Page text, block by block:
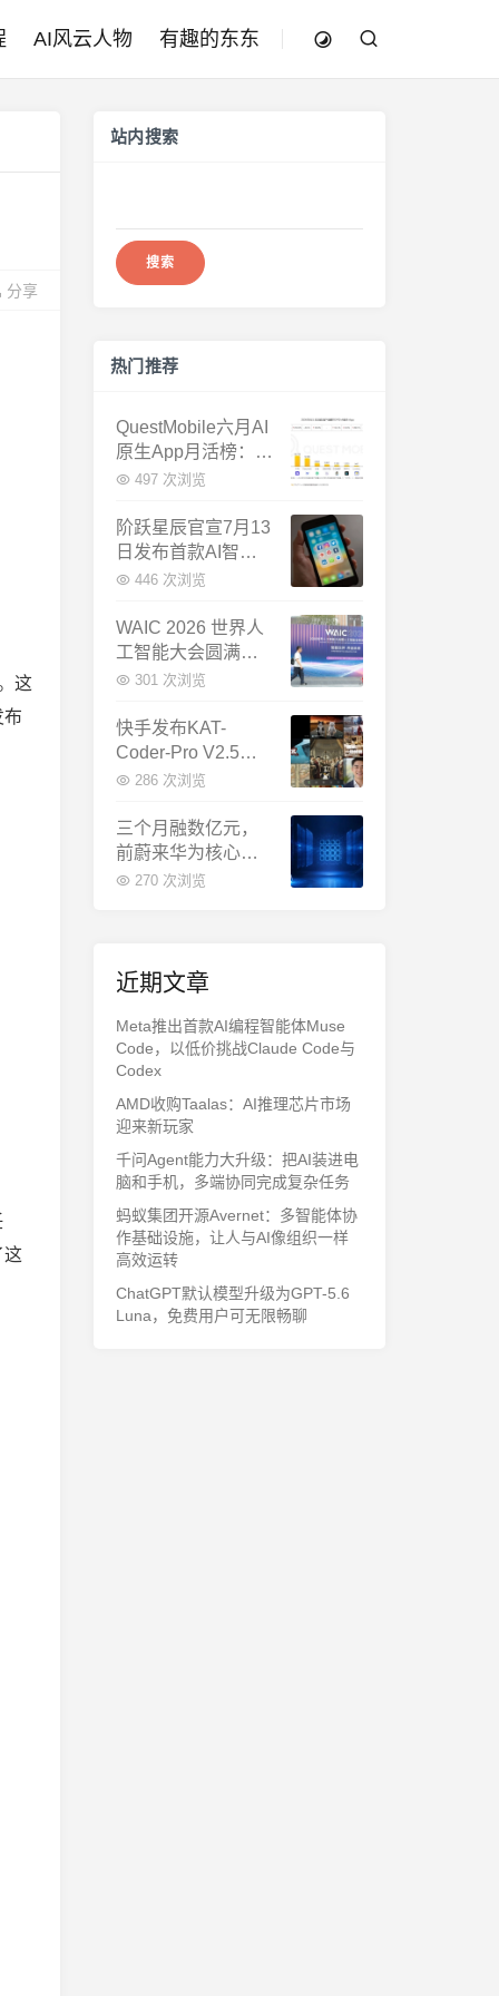
AI风云人物 有趣的东东
分享
这
布
这
站内搜索
热门推荐
QuestMobile六月AI
原生App月活榜：豆
包3.8亿断层第一，
倍
497 次浏览
阶跃星辰官宣7月13
日发布首款AI智能
体终端：大模型公
446 次浏览
WAIC 2026 世界人
工智能大会圆满闭
幕：多项重磅成果
球AI合作新中心
301 次浏览
快手发布KAT-
Coder-Pro V2.5：
首个能端到端跑通
编程模型
286 次浏览
三个月融数亿元，
前蔚来华为核心成
员联手创立日冕开
270 次浏览
近期文章
Meta推出首款AI编程智能体Muse
Code，以低价挑战Claude Code与
Codex
AMD收购Taalas：AI推理芯片市场
迎来新玩家
千问Agent能力大升级：把AI装进电
脑和手机，多端协同完成复杂任务
蚂蚁集团开源Avernet：多智能体协
作基础设施，让人与AI像组织一样
高效运转
ChatGPT默认模型升级为GPT-5.6
Luna，免费用户可无限畅聊